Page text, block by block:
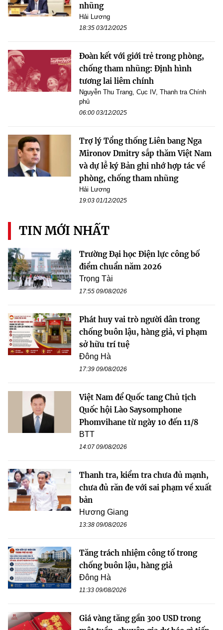
nhũng
Hải Lương
18:35 03/12/2025
Đoàn kết với giới trẻ trong phòng,
chống tham nhũng: Định hình
tương lai liêm chính
Nguyễn Thu Trang, Cục IV, Thanh tra Chính
phủ
06:00 03/12/2025
Trợ lý Tổng thống Liên bang Nga
Mironov Dmitry sắp thăm Việt Nam
và dự lễ ký Bản ghi nhớ hợp tác về
phòng, chống tham nhũng
Hải Lương
19:03 01/12/2025
TIN MỚI NHẤT
Trường Đại học Điện lực công bố
điểm chuẩn năm 2026
Trọng Tài
17:55 09/08/2026
Phát huy vai trò người dân trong
chống buôn lậu, hàng giả, vi phạm
sở hữu trí tuệ
Đông Hà
17:39 09/08/2026
Việt Nam để Quốc tang Chủ tịch
Quốc hội Lào Saysomphone
Phomvihane từ ngày 10 đến 11/8
BTT
14:07 09/08/2026
Thanh tra, kiểm tra chưa đủ mạnh,
chưa đủ răn đe với sai phạm về xuất
bản
Hương Giang
13:38 09/08/2026
Tăng trách nhiệm công tố trong
chống buôn lậu, hàng giả
Đông Hà
11:33 09/08/2026
Giá vàng tăng gần 300 USD trong